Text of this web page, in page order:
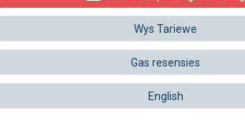
Wys Tariewe
Gas resensies
English